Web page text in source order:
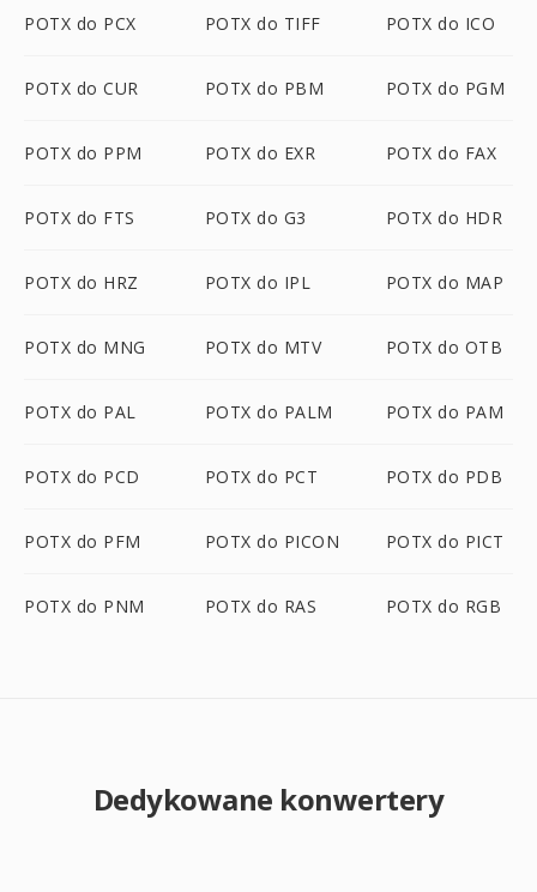
POTX do PCX POTX do TIFF POTX do ICO
POTX do CUR POTX do PBM POTX do PGM
POTX do PPM POTX do EXR POTX do FAX
POTX do FTS POTX do G3 POTX do HDR
POTX do HRZ POTX do IPL POTX do MAP
POTX do MNG POTX do MTV POTX do OTB
POTX do PAL POTX do PALM POTX do PAM
POTX do PCD POTX do PCT POTX do PDB
POTX do PFM POTX do PICON POTX do PICT
POTX do PNM POTX do RAS POTX do RGB
Dedykowane konwertery